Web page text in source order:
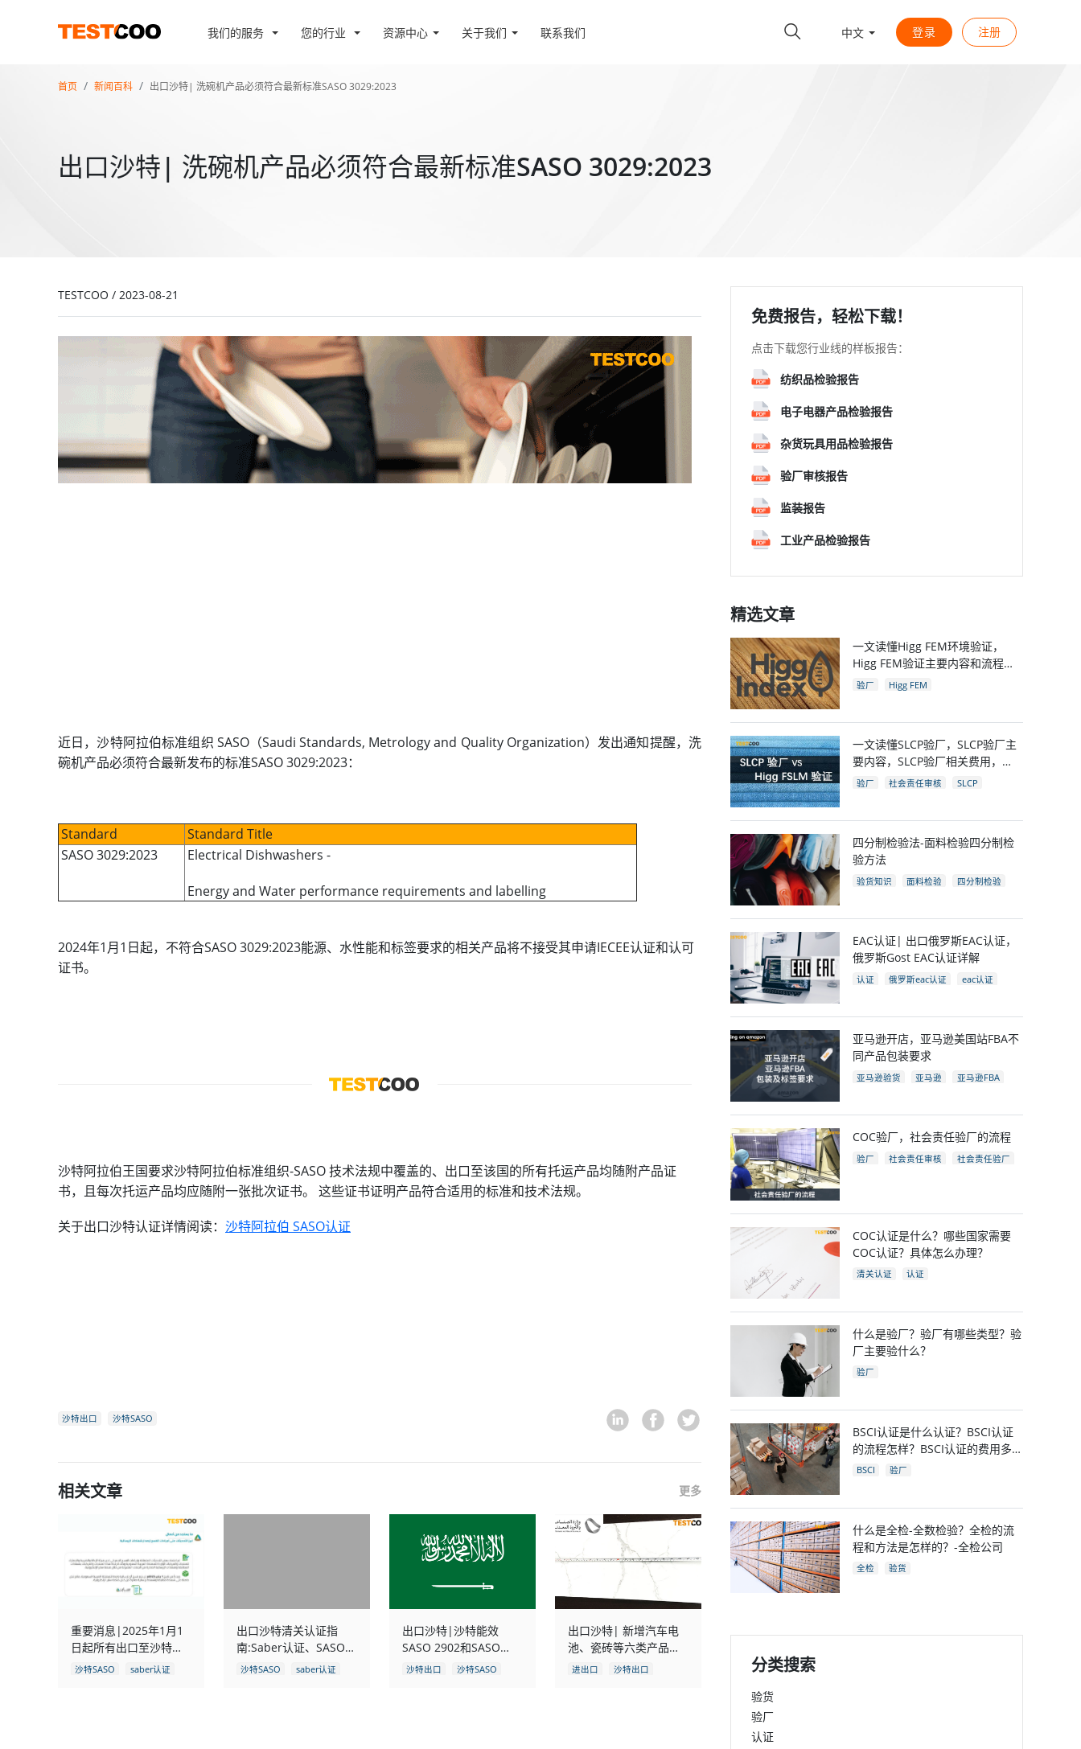
我们的服务 您的行业 资源中心 关于我们 联系我们 中文 登录 注册
首页 新闻百科 出口沙特| 洗碗机产品必须符合最新标准SASO 3029:2023
出口沙特| 洗碗机产品必须符合最新标准SASO 3029:2023
TESTCOO / 2023-08-21
近日，沙特阿拉伯标准组织 SASO（Saudi Standards, Metrology and Quality Organization）发出通知提醒，洗
碗机产品必须符合最新发布的标准SASO 3029:2023：
Standard
Standard Title
SASO 3029:2023
Electrical Dishwashers -
Energy and Water performance requirements and labelling
2024年1月1日起，不符合SASO 3029:2023能源、水性能和标签要求的相关产品将不接受其申请IECEE认证和认可
证书。
沙特阿拉伯王国要求沙特阿拉伯标准组织-SASO 技术法规中覆盖的、出口至该国的所有托运产品均随附产品证
书，且每次托运产品均应随附一张批次证书。 这些证书证明产品符合适用的标准和技术法规。
关于出口沙特认证详情阅读： 沙特阿拉伯 SASO认证
沙特出口 沙特SASO
相关文章 更多
重要消息|2025年1月1
日起所有出口至沙特的
货物必须通过SABER认
沙特SASO
saber认证
出口沙特清关认证指
南:Saber认证、SASO认
证、SQM认证、GCC认
沙特SASO
saber认证
出口沙特|沙特能效
SASO 2902和SASO
2927更新为2023版
沙特出口
沙特SASO
出口沙特| 新增汽车电
池、瓷砖等六类产品管
控要求
进出口
沙特出口
免费报告，轻松下载！
点击下载您行业线的样板报告：
纺织品检验报告
电子电器产品检验报告
杂货玩具用品检验报告
验厂审核报告
监装报告
工业产品检验报告
精选文章
一文读懂Higg FEM环境验证，
Higg FEM验证主要内容和流程，
和Higg验厂关系
验厂 Higg FEM
一文读懂SLCP验厂，SLCP验厂主
要内容，SLCP验厂相关费用，
SLCP企业自评及审核流程
验厂 社会责任审核 SLCP
四分制检验法-面料检验四分制检
验方法
验货知识 面料检验 四分制检验
EAC认证| 出口俄罗斯EAC认证，
俄罗斯Gost EAC认证详解
认证 俄罗斯eac认证
eac认证
亚马逊开店，亚马逊美国站FBA不
同产品包装要求
亚马逊验货 亚马逊
亚马逊FBA
电商
跨境电商
COC验厂，社会责任验厂的流程
验厂 社会责任审核
社会责任验厂
COC认证是什么？哪些国家需要
COC认证？具体怎么办理？
清关认证 认证
什么是验厂？验厂有哪些类型？验
厂主要验什么？
验厂
BSCI认证是什么认证？BSCI认证
的流程怎样？BSCI认证的费用多
少？
BSCI 验厂
什么是全检-全数检验？全检的流
程和方法是怎样的？-全检公司
全检 验货
分类搜索
验货
验厂
认证